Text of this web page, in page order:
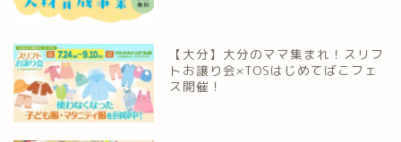
【大分】大分のママ集まれ！スリフ
トお譲り会×TOSはじめてばこフェ
ス開催！